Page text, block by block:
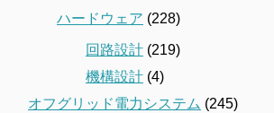
ハードウェア (228)
回路設計 (219)
機構設計 (4)
オフグリッド電力システム (245)